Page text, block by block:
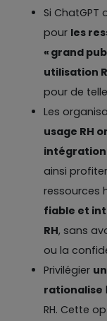
Si
pour les
« grand
utilisation
pour de
Les
usage RH
intégration
ainsi
ressources
fiable et
RH, sans
ou la
Privilégier
rationalise
RH. Cette